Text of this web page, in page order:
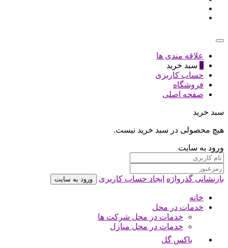
علاقه مندی ها
0 سبد خرید
حساب کاربری
فروشگاه
صفحه اصلی
سبد خرید
هیچ محصولی در سبد خرید نیست.
ورود به سایت
بازنشانی گذرواژه ایجاد حساب کاربری ورود به سایت
خانه
خدمات در محل
خدمات در محل شرکت ها
خدمات در محل منازل
باکس گل